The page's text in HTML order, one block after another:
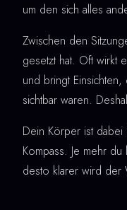
um den sich alles
Zwischen den
gesetzt hat. Oft wirkt
und bringt
sichtbar waren.
Dein Körper ist
Kompass. Je mehr
desto klarer wird der